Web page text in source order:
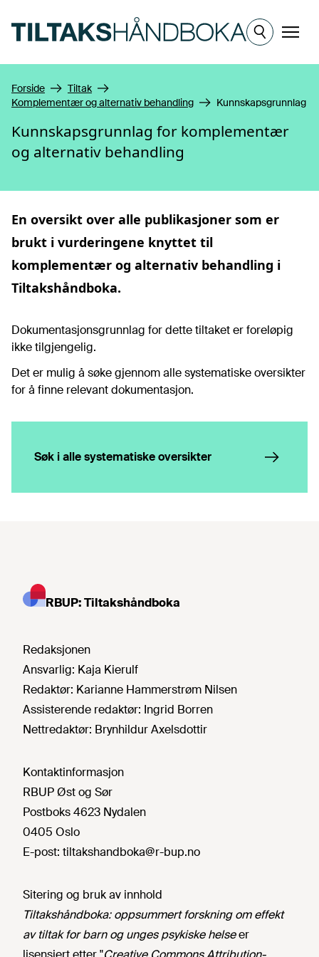
Meny
Forside
Tiltak
Komplementær og alternativ behandling
Kunnskapsgrunnlag
Kunnskapsgrunnlag for komplementær
og alternativ behandling
En oversikt over alle publikasjoner som er
brukt i vurderingene knyttet til
komplementær og alternativ behandling i
Tiltakshåndboka.
Dokumentasjonsgrunnlag for dette tiltaket er foreløpig
ikke tilgjengelig.
Det er mulig å søke gjennom alle systematiske oversikter
for å finne relevant dokumentasjon.
Søk i alle systematiske oversikter
RBUP: Tiltakshåndboka
Redaksjonen
Ansvarlig: Kaja Kierulf
Redaktør: Karianne Hammerstrøm Nilsen
Assisterende redaktør: Ingrid Borren
Nettredaktør: Brynhildur Axelsdottir
Kontaktinformasjon
RBUP Øst og Sør
Postboks 4623 Nydalen
0405 Oslo
E-post: tiltakshandboka@r-bup.no
Sitering og bruk av innhold
Tiltakshåndboka: oppsummert forskning om effekt
av tiltak for barn og unges psykiske helseer